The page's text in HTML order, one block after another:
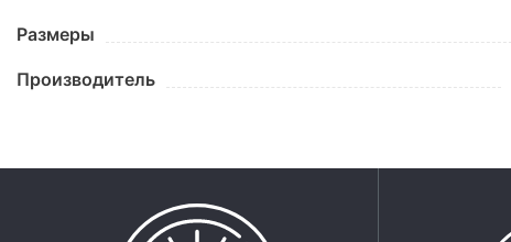
Размеры
Производитель